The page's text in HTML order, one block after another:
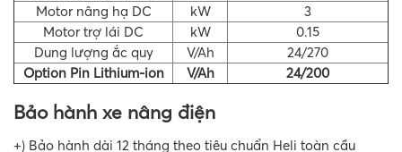
Motor nâng hạ DC
kW
3
Motor trợ lái DC
kW
0.15
Dung lượng ắc quy
V/Ah
24/270
Option Pin Lithium-ion
V/Ah 24/200
Bảo hành xe nâng điện
+) Bảo hành dài 12 tháng theo tiêu chuẩn Heli toàn cầu